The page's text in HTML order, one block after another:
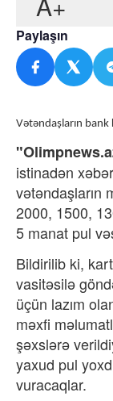
Paylaşın
Vətəndaşların
istinadən
vətəndaşların
2000, 1500,
5 manat pul
Bildirilib ki,
vasitəsilə
üçün lazım
məxfi
şəxslərə
yaxud pul
vuracaqlar.